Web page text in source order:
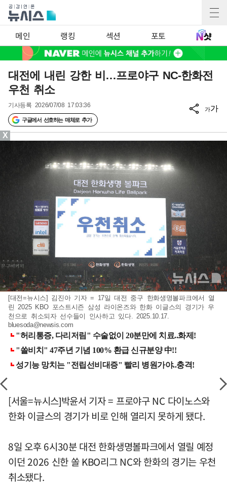
메인 랭킹 섹션 포토
대전에 내린 강한 비…프로야구 NC-한화전
우천 취소
기사등록 2026/07/08 17:03:36
구글에서 선호하는 매체로 추가
가가
[대전=뉴시스] 김진아 기자 = 17일 대전 중구 한화생명볼파크에서 열
린 2025 KBO 포스트시즌 삼성 라이온즈와 한화 이글스의 경기가 우
천으로 취소되자 선수들이 인사하고 있다. 2025.10.17.
bluesoda@newsis.com
[서울=뉴시스]박윤서 기자 = 프로야구 NC 다이노스와
한화 이글스의 경기가 비로 인해 열리지 못하게 됐다.
8일 오후 6시30분 대전 한화생명볼파크에서 열릴 예정
이던 2026 신한 쏠 KBO리그 NC와 한화의 경기는 우천
취소됐다.
X